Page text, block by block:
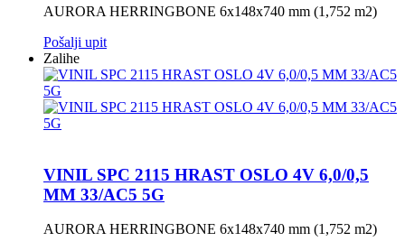
AURORA HERRINGBONE 6x148x740 mm (1,752 m2)
Pošalji upit
Zalihe
VINIL SPC 2115 HRAST OSLO 4V 6,0/0,5
MM 33/AC5 5G
AURORA HERRINGBONE 6x148x740 mm (1,752 m2)